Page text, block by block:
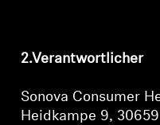
2.Verantwortlicher
Sonova Consumer
Heidkampe 9,